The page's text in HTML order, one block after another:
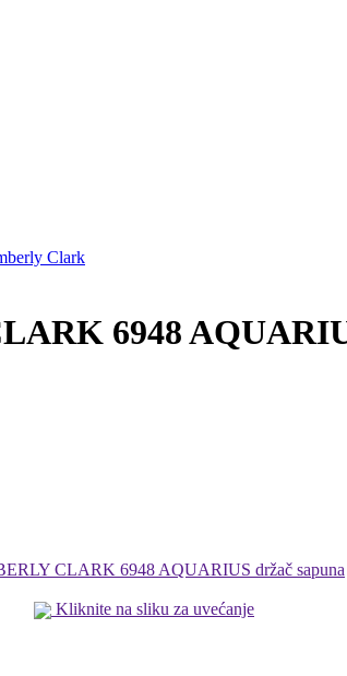
Clark
6948
Kliknite na sliku za uvećanje